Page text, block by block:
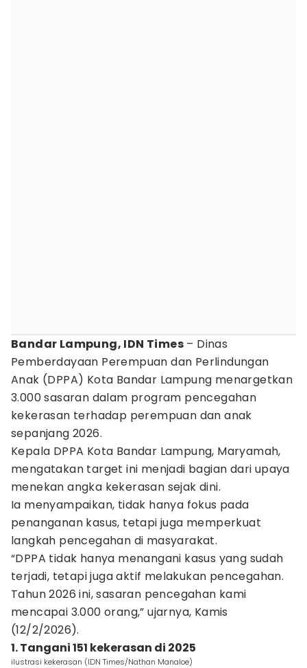
Bandar Lampung, IDN Times – Dinas
Pemberdayaan Perempuan dan Perlindungan
Anak (DPPA) Kota Bandar Lampung menargetkan
3.000 sasaran dalam program pencegahan
kekerasan terhadap perempuan dan anak
sepanjang 2026.
Kepala DPPA Kota Bandar Lampung, Maryamah,
mengatakan target ini menjadi bagian dari upaya
menekan angka kekerasan sejak dini.
Ia menyampaikan, tidak hanya fokus pada
penanganan kasus, tetapi juga memperkuat
langkah pencegahan di masyarakat.
“DPPA tidak hanya menangani kasus yang sudah
terjadi, tetapi juga aktif melakukan pencegahan.
Tahun 2026 ini, sasaran pencegahan kami
mencapai 3.000 orang,” ujarnya, Kamis
(12/2/2026).
1. Tangani 151 kekerasan di 2025
ilustrasi kekerasan (IDN Times/Nathan Manaloe)